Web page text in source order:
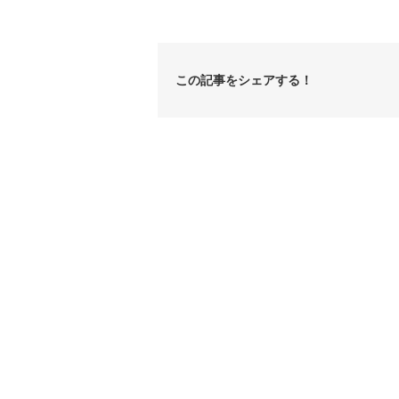
この記事をシェアする！